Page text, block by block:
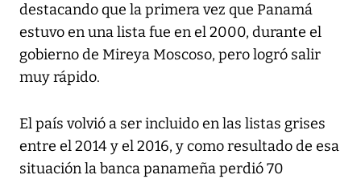
destacando que la primera vez que Panamá
estuvo en una lista fue en el 2000, durante el
gobierno de Mireya Moscoso, pero logró salir
muy rápido.
El país volvió a ser incluido en las listas grises
entre el 2014 y el 2016, y como resultado de esa
situación la banca panameña perdió 70